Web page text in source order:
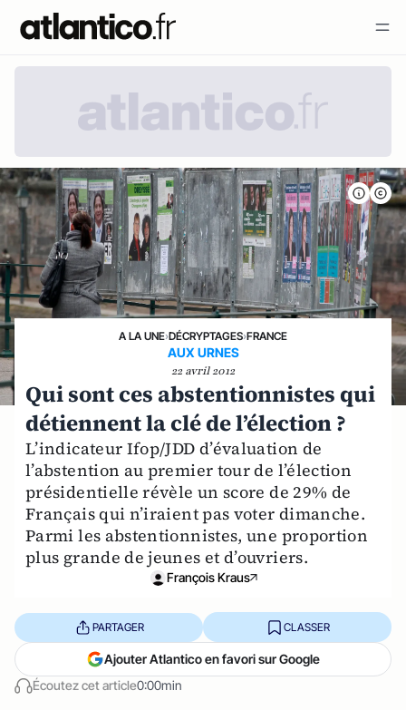
A LA UNE›DÉCRYPTAGES›FRANCE
AUX URNES
22 avril 2012
Qui sont ces abstentionnistes qui
détiennent la clé de l’élection ?
L’indicateur Ifop/JDD d’évaluation de
l’abstention au premier tour de l’élection
présidentielle révèle un score de 29% de
Français qui n’iraient pas voter dimanche.
Parmi les abstentionnistes, une proportion
plus grande de jeunes et d’ouvriers.
François Kraus
Écoutez cet article0:00min
PARTAGER CLASSER
Ajouter Atlantico en favori sur Google